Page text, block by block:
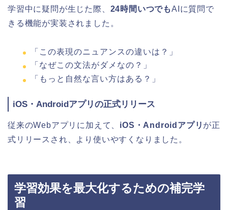
学習中に疑問が生じた際、 24時間いつでもAIに質問で
きる機能が実装されました。
「この表現のニュアンスの違いは？」
「なぜこの文法がダメなの？」
「もっと自然な言い方はある？」
iOS・Androidアプリの正式リリース
従来のWebアプリに加えて、 iOS・Androidアプリ が正
式リリースされ、より使いやすくなりました。
学習効果を最大化するための補完学
習